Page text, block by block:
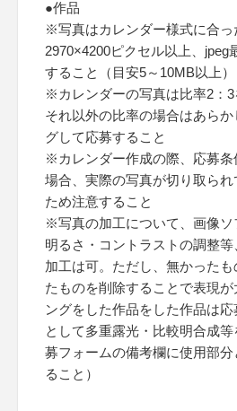
●作品
※写真はカレンダー様式に合っ
2970×4200ピクセル以上、jpeg
すること（目安5～10MB以上）
※カレンダーの写真は比率2：3
それ以外の比率の場合はあら
グして応募すること
※カレンダー作成の際、応募条
場合、実際の写真が切り取ら
ため注意すること
※写真の加工について、画像ソ
明るさ・コントラストの調整
加工は可。ただし、無かった
たものを削除することで表現が
ングをした作品をした作品は
として多重露光・比較明合成
募フォームの備考欄に使用部
ること）